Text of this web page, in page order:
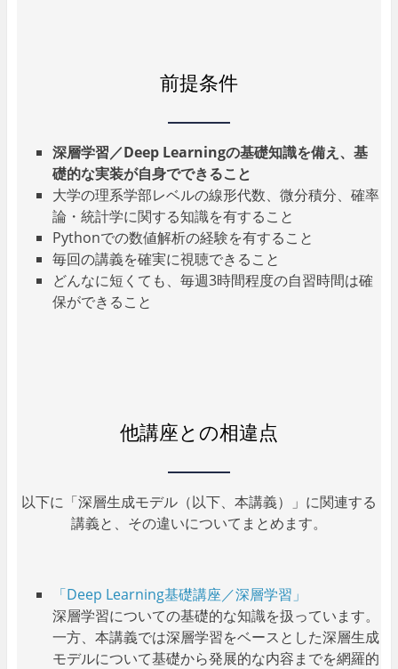
前提条件
深層学習／Deep Learningの基礎知識を備え、基
礎的な実装が自身でできること
大学の理系学部レベルの線形代数、微分積分、確率
論・統計学に関する知識を有すること
Pythonでの数値解析の経験を有すること
毎回の講義を確実に視聴できること
どんなに短くても、毎週3時間程度の自習時間は確
保ができること
他講座との相違点
以下に「深層生成モデル（以下、本講義）」に関連する
講義と、その違いについてまとめます。
「Deep Learning基礎講座／深層学習」
深層学習についての基礎的な知識を扱っています。
一方、本講義では深層学習をベースとした深層生成
モデルについて基礎から発展的な内容までを網羅的